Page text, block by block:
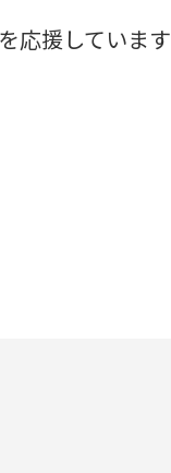
応援しています